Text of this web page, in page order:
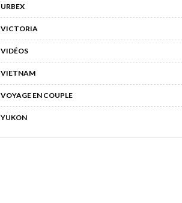
URBEX
VICTORIA
VIDÉOS
VIETNAM
VOYAGE EN COUPLE
YUKON